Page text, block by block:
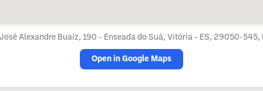
Alexandre Buaiz, 190 - Enseada do Suá, Vitória - ES, 29050-545,
Open in Google Maps